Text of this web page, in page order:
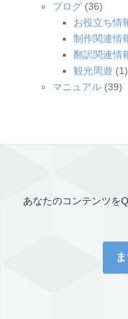
ブログ (36)
お役立ち情
制作関連情
翻訳関連情
観光周遊 (1)
マニュアル (39)
あなたのコンテンツを